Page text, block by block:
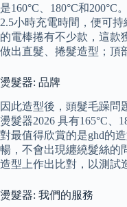
是160°C、180°C和
2.5小時充電時間，便可
的電棒捲有不少款，這款
做出直髮、捲髮造型；頂
燙髮器: 品牌
因此造型後，頭髮毛躁問
燙髮器2026 具有165°C、
對最值得欣賞的是ghd的
暢，不會出現纏繞髮絲的
造型上作出比對，以測試
燙髮器: 我們的服務